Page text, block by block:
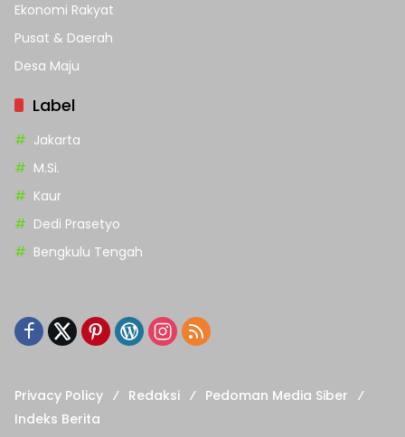
Ekonomi Rakyat
Pusat & Daerah
Desa Maju
Label
Jakarta
M.Si.
Kaur
Dedi Prasetyo
Bengkulu Tengah
Privacy Policy Redaksi
Pedoman Media Siber
Indeks Berita